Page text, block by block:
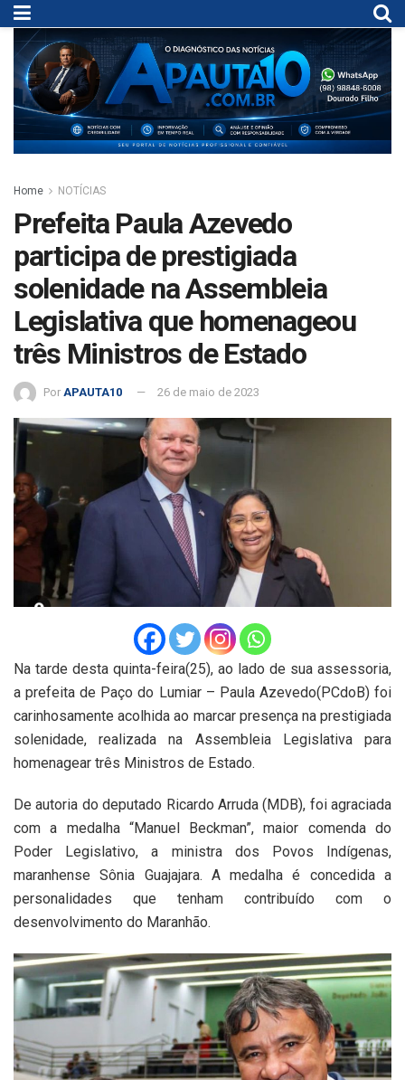
Home NOTÍCIAS
Prefeita Paula Azevedo
participa de prestigiada
solenidade na Assembleia
Legislativa que homenageou
três Ministros de Estado
Por APAUTA10 26 de maio de 2023
Na tarde desta quinta-feira(25), ao lado de sua assessoria,
a prefeita de Paço do Lumiar – Paula Azevedo(PCdoB) foi
carinhosamente acolhida ao marcar presença na prestigiada
solenidade, realizada na Assembleia Legislativa para
homenagear três Ministros de Estado.
De autoria do deputado Ricardo Arruda (MDB), foi agraciada
com a medalha “Manuel Beckman”, maior comenda do
Poder Legislativo, a ministra dos Povos Indígenas,
maranhense Sônia Guajajara. A medalha é concedida a
personalidades que tenham contribuído com o
desenvolvimento do Maranhão.